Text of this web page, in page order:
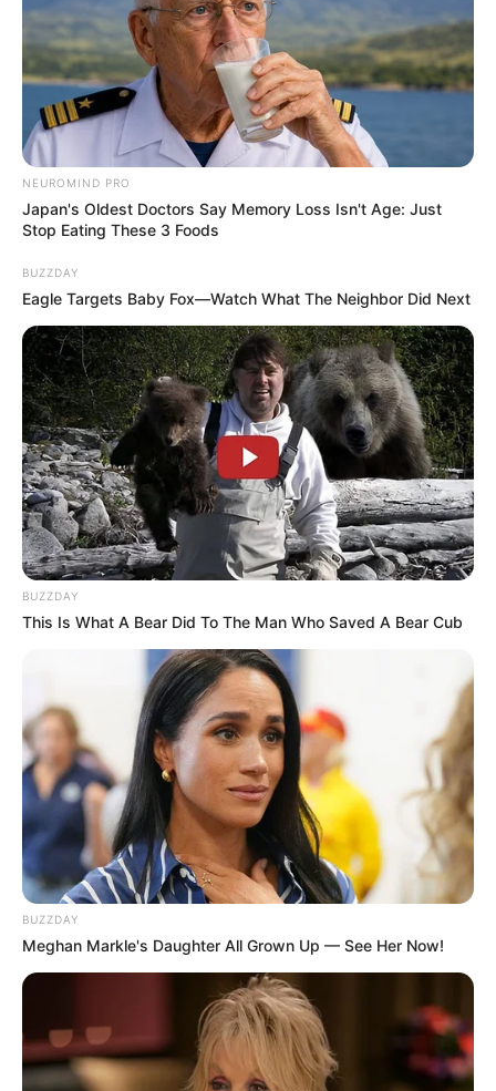
NEUROMIND PRO
Japan's Oldest Doctors Say Memory Loss Isn't Age: Just
Stop Eating These 3 Foods
BUZZDAY
Eagle Targets Baby Fox—Watch What The Neighbor Did Next
BUZZDAY
This Is What A Bear Did To The Man Who Saved A Bear Cub
BUZZDAY
Meghan Markle's Daughter All Grown Up — See Her Now!